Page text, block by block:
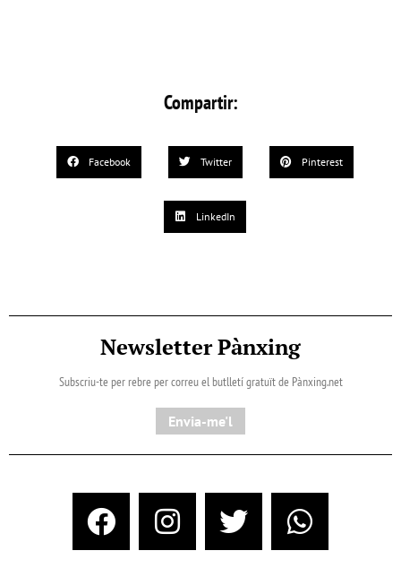
Compartir:
Facebook Twitter Pinterest
LinkedIn
Newsletter Pànxing
Subscriu-te per rebre per correu el butlletí gratuït de Pànxing.net​
Envia-me'l